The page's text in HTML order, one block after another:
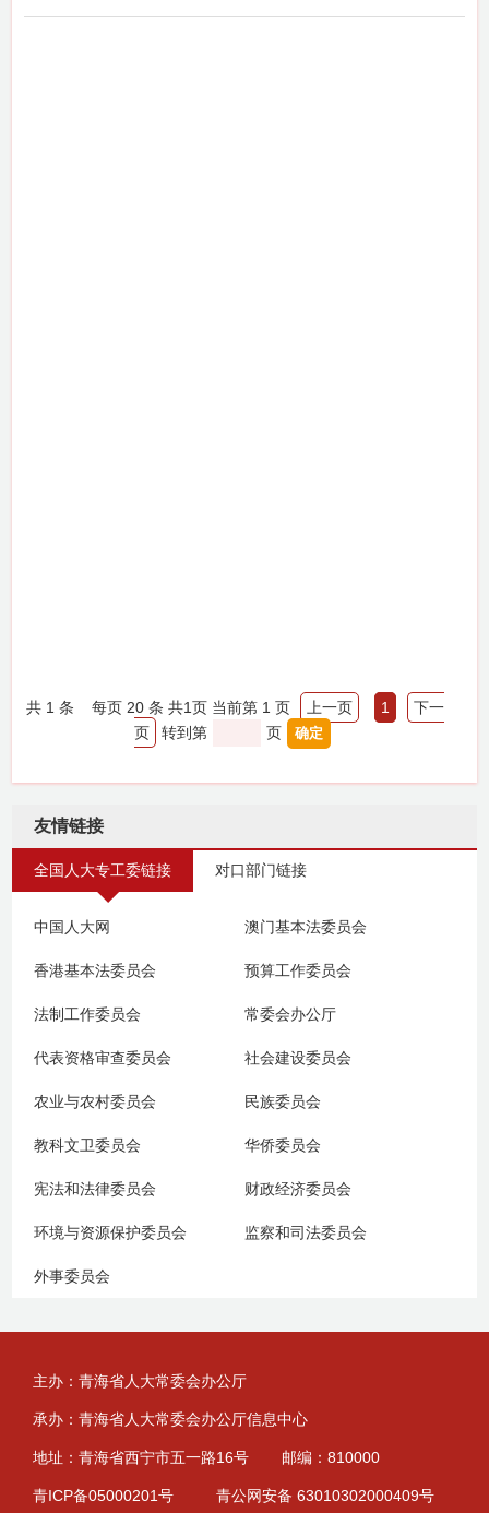
共 1条每页 20 条 共1页 当前第 1 页 上一页 1
下一
页
转到第 页
友情链接
全国人大专工委链接 对口部门链接
中国人大网 澳门基本法委员会
香港基本法委员会 预算工作委员会
法制工作委员会 常委会办公厅
代表资格审查委员会 社会建设委员会
农业与农村委员会 民族委员会
教科文卫委员会 华侨委员会
宪法和法律委员会 财政经济委员会
环境与资源保护委员会 监察和司法委员会
外事委员会
主办：青海省人大常委会办公厅
承办：青海省人大常委会办公厅信息中心
地址：青海省西宁市五一路16号 邮编：810000
青ICP备05000201号 青公网安备 63010302000409号